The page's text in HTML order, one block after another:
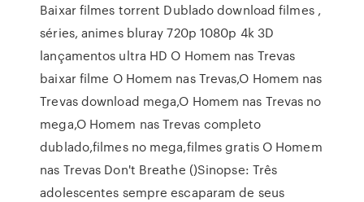
Baixar filmes torrent Dublado download filmes ,
séries, animes bluray 720p 1080p 4k 3D
lançamentos ultra HD O Homem nas Trevas
baixar filme O Homem nas Trevas,O Homem nas
Trevas download mega,O Homem nas Trevas no
mega,O Homem nas Trevas completo
dublado,filmes no mega,filmes gratis O Homem
nas Trevas Don't Breathe ()Sinopse: Três
adolescentes sempre escaparam de seus